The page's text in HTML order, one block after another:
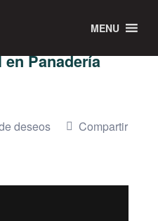
MENU
Panadería
deseos Compartir